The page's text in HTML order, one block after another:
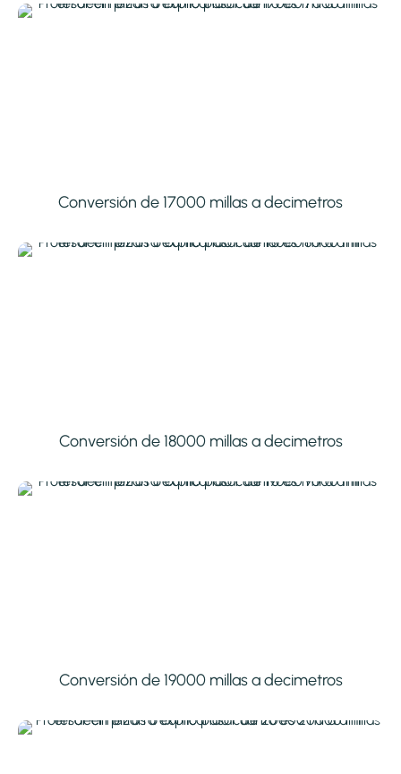
Conversión de 17000 millas a decimetros
Conversión de 18000 millas a decimetros
Conversión de 19000 millas a decimetros